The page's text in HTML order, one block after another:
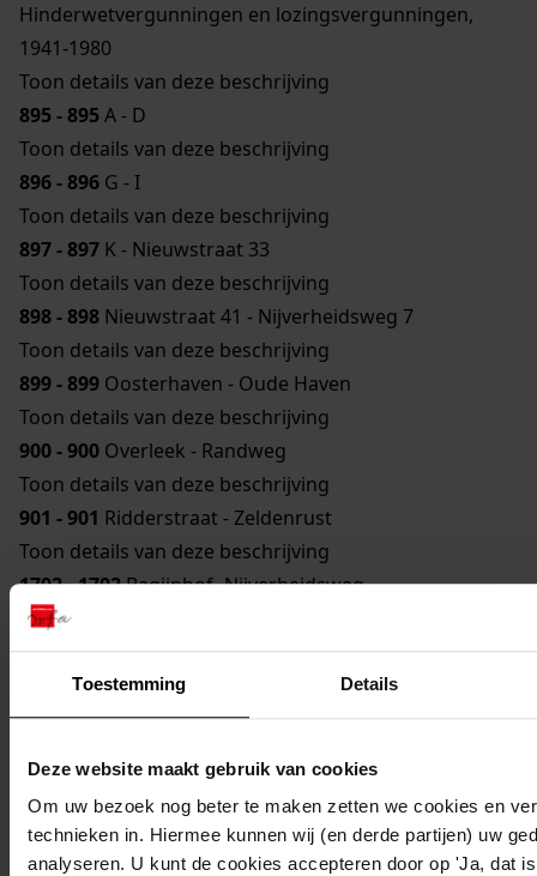
Toestemming Details
Deze website maakt gebruik van cookies
Om uw bezoek nog beter te maken zetten we cookies en
technieken in. Hiermee kunnen wij (en derde partijen) uw
analyseren. U kunt de cookies accepteren door op 'Ja, dat
Hinderwetvergunningen en lozingsvergunningen,
1941-1980
Toon details van deze beschrijving
895 - 895A - D
Toon details van deze beschrijving
896 - 896 G - I
Toon details van deze beschrijving
897 - 897 K - Nieuwstraat 33
Toon details van deze beschrijving
898 - 898 Nieuwstraat 41 - Nijverheidsweg 7
Toon details van deze beschrijving
899 - 899 Oosterhaven - Oude Haven
Toon details van deze beschrijving
900 - 900 Overleek - Randweg
Toon details van deze beschrijving
901 - 901 Ridderstraat - Zeldenrust
Toon details van deze beschrijving
1702 - 1702Bagijnhof- Nijverheidsweg
Toon details van deze beschrijving
1702.1Medemblik; Houden van een garagebedrijf
voor auto's en motorrijwielen, 1953
Toon details van deze beschrijving
de opslag en reparatie van onderdelen voor een
baggerbedrijf, 1977-1979
Toon details van deze beschrijving